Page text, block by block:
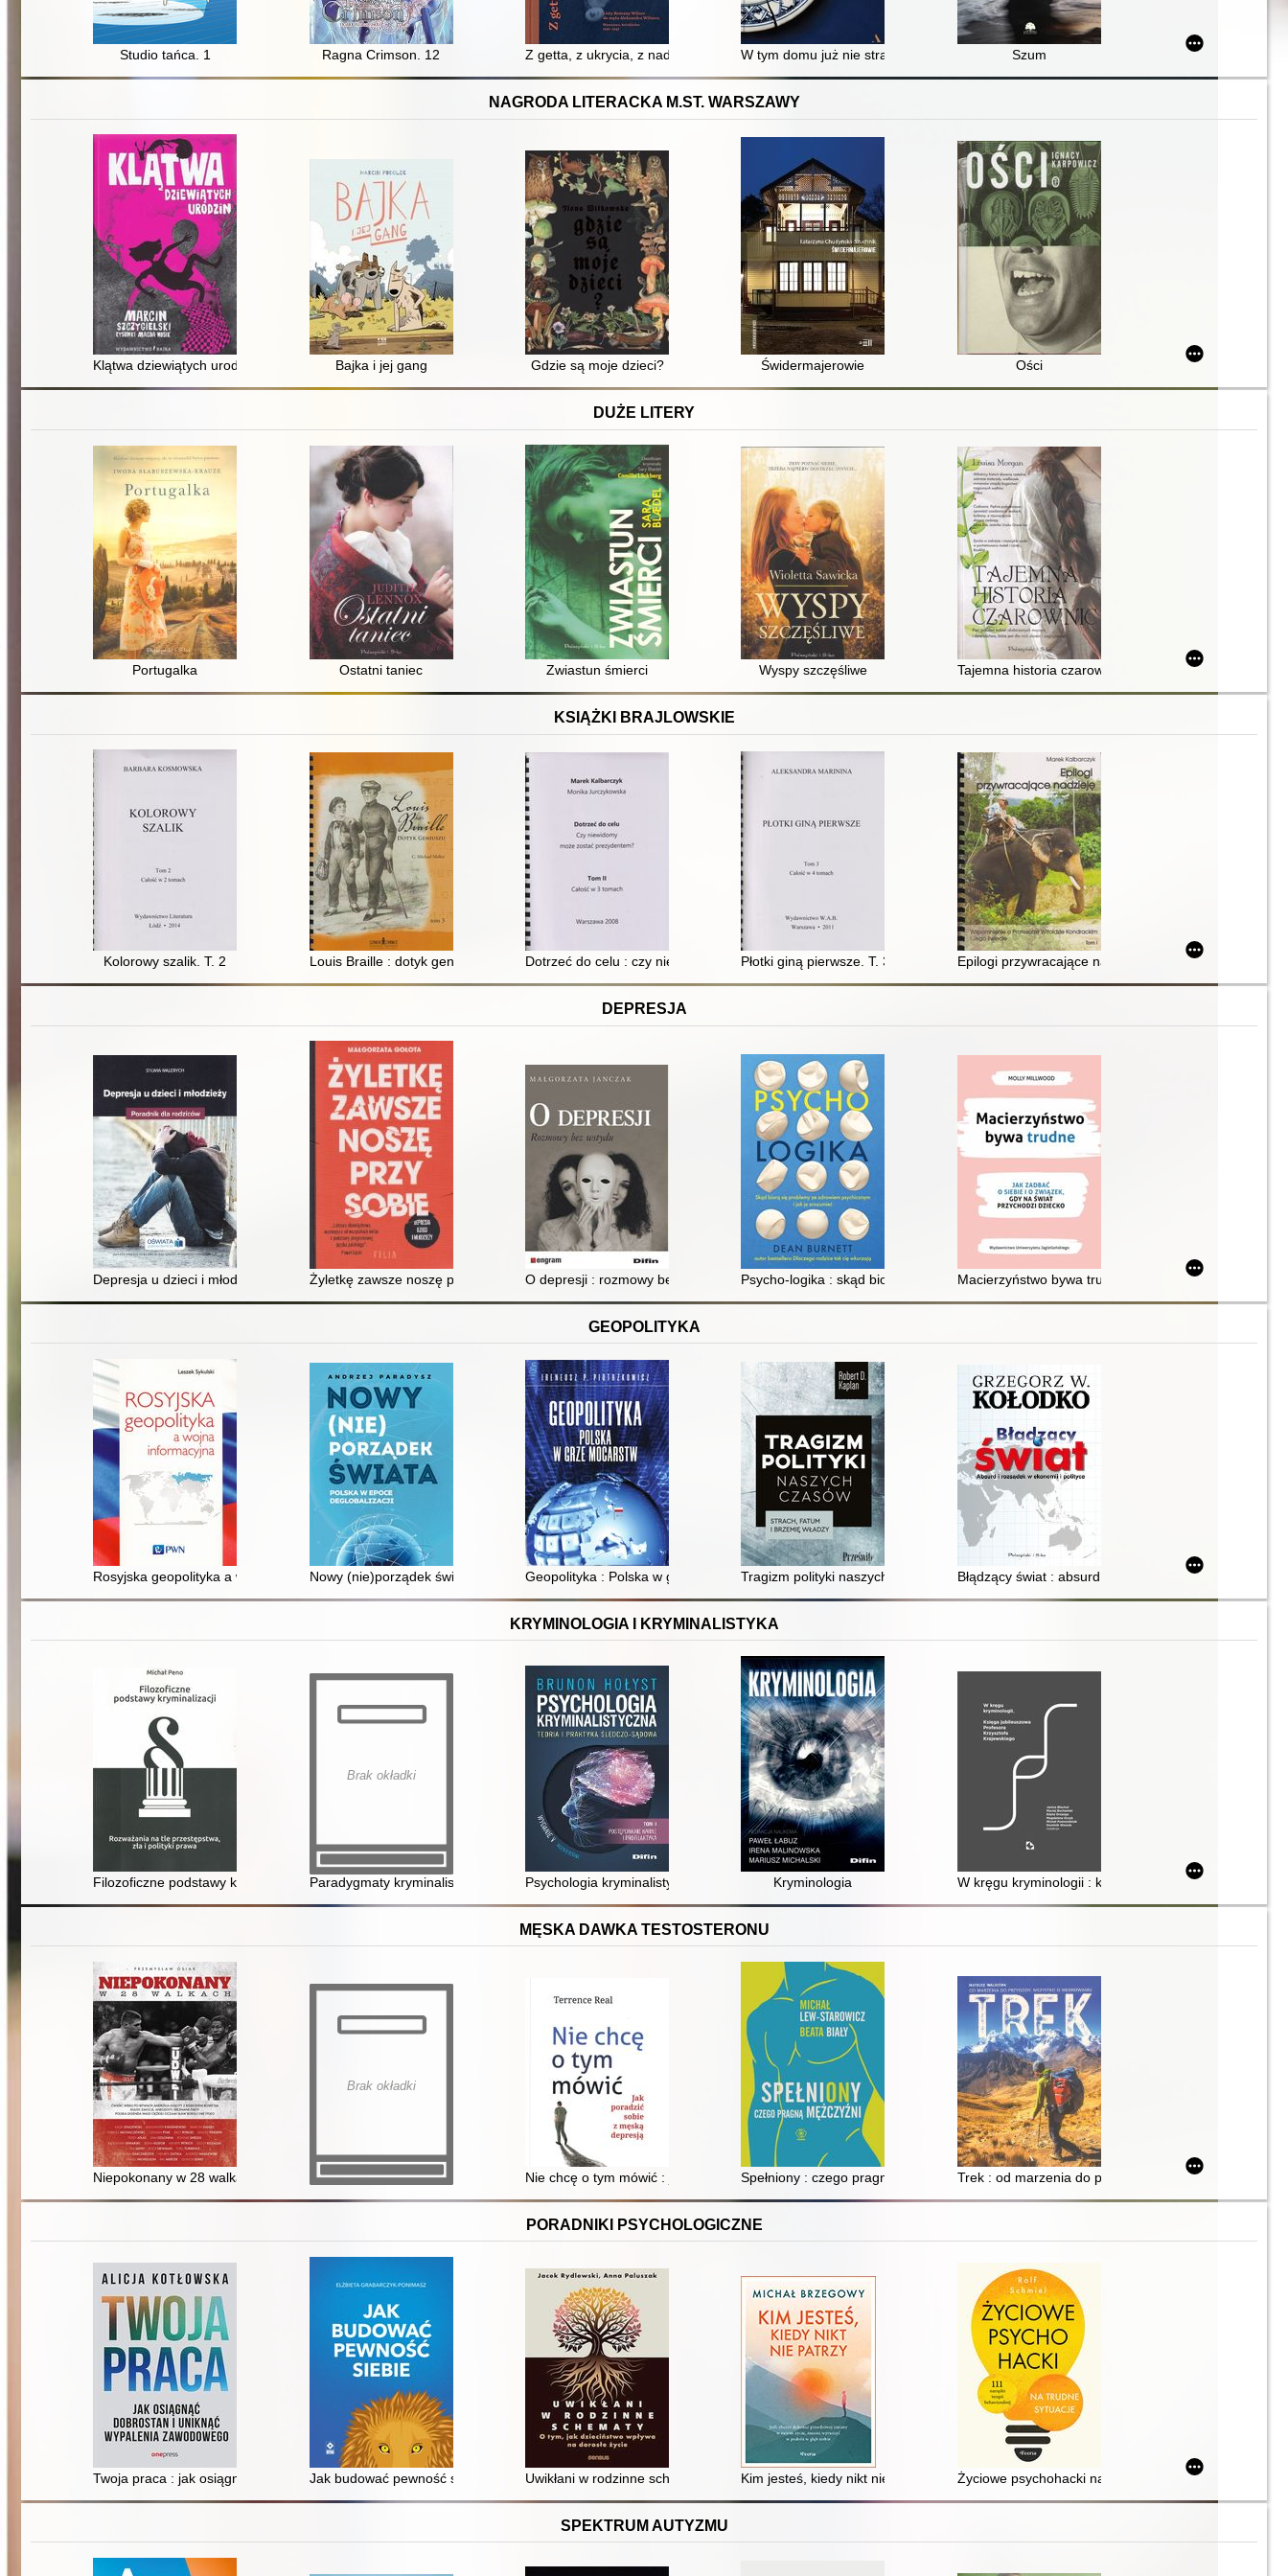
Studio tańca. 1 Ragna Crimson. 12 Z getta, z ukrycia, z nadzieją : listy Romany Wilner do męża Aleksandra Wilnera (Warszawa-Sztokholm, 1941-1945)
W tym domu już nie straszy : reportaże o Żydach, Polakach i fatum
Szum
NAGRODA LITERACKA M.ST. WARSZAWY
Klątwa dziewiątych urodzin Bajka i jej gang Gdzie są moje dzieci? Świdermajerowie Ości
DUŻE LITERY
Portugalka Ostatni taniec Zwiastun śmierci Wyspy szczęśliwe Tajemna historia czarownic
KSIĄŻKI BRAJLOWSKIE
Kolorowy szalik. T. 2 Louis Braille : dotyk geniuszu. T. 3 Dotrzeć do celu : czy niewidomy może zostać prezydentem?. T. 2
Płotki giną pierwsze. T. 3 Epilogi przywracające nadzieję : wspomnienie o
DEPRESJA
Depresja u dzieci i młodzieży : poradnik dla rodzicówŻyletkę zawsze noszę przy sobie : depresja dzieci i młodzieży
O depresji : rozmowy bez wstydu Psycho-logika : skąd biorą się problemy ze zdrowiem psychicznym i jak je zrozumieć
Macierzyństwo bywa trudne : jak zadbać o siebie i
GEOPOLITYKA
Rosyjska geopolityka a wojna informacyjnaNowy (nie)porządek świata : Polska w epoce deglobalizacjiGeopolityka : Polska w grze mocarstw : historia vitae magistra : historia jest nauczycielką życia
Tragizm polityki naszych czasów : strach, fatum i brzemię władzy
Błądzący świat : absurd i rozsądek w ekonomii i
KRYMINOLOGIA I KRYMINALISTYKA
Filozoficzne podstawy kryminalizacji : rozważania na tle przestępstwa, zła i polityki
Brak okładki
Paradygmaty kryminalistyki Psychologia kryminalistyczna : teoria i praktyka śledczo-sądowa. T. 2,
Kryminologia W kręgu kryminologii : księga jubileuszowa Profesora
MĘSKA DAWKA TESTOSTERONU
Niepokonany w 28 walkach
Brak okładki
Nie chcę o tym mówić : jak poradzić sobie z męską depresją
Spełniony : czego pragną mężczyźniTrek : od marzenia do przygody, wszystko o
PORADNIKI PSYCHOLOGICZNE
Twoja praca : jak osiągnąć dobrostan i uniknąć wypalenia zawodowego
Jak budować pewność siebie Uwikłani w rodzinne schematy : o tym, jak dzieciństwo wpływa na dorosłe życie
Kim jesteś, kiedy nikt nie patrzy Życiowe psychohacki na trudne sytuacje
SPEKTRUM AUTYZMU